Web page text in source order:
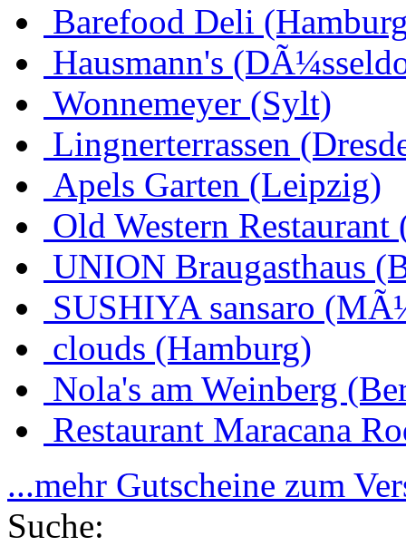
Barefood Deli
Hausmann's
Wonnemeyer (Sylt)
Lingnerterrassen
Apels Garten (Leipzig)
Old Western Restaurant
UNION Braugasthaus
SUSHIYA sansaro
clouds (Hamburg)
Nola's am Weinberg
Restaurant Maracana
...mehr Gutscheine zum
Suche: